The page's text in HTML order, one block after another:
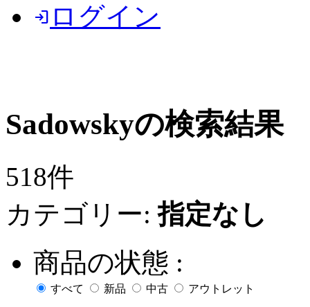
login ログイン
Sadowskyの検索結果
518件
カテゴリー:指定なし
商品の状態 :
すべて 新品 中古 アウトレット